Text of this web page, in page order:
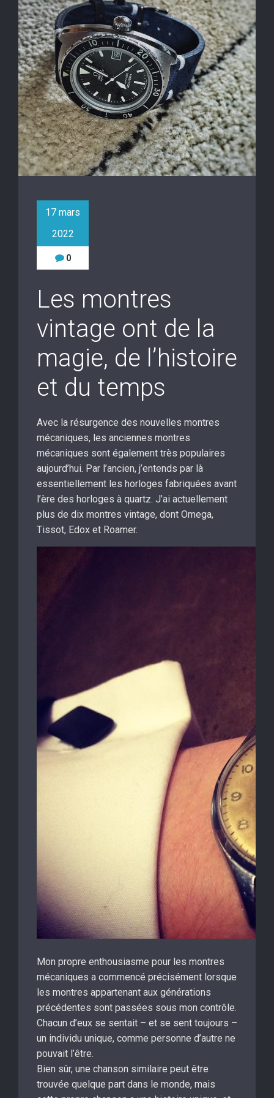
17 mars
2022
0
Les montres
vintage ont de la
magie, de l’histoire
et du temps
Avec la résurgence des nouvelles montres
mécaniques, les anciennes montres
mécaniques sont également très populaires
aujourd’hui. Par l’ancien, j’entends par là
essentiellement les horloges fabriquées avant
l’ère des horloges à quartz. J’ai actuellement
plus de dix montres vintage, dont Omega,
Tissot, Edox et Roamer.
Mon propre enthousiasme pour les montres
mécaniques a commencé précisément lorsque
les montres appartenant aux générations
précédentes sont passées sous mon contrôle.
Chacun d’eux se sentait – et se sent toujours –
un individu unique, comme personne d’autre ne
pouvait l’être.
Bien sûr, une chanson similaire peut être
trouvée quelque part dans le monde, mais